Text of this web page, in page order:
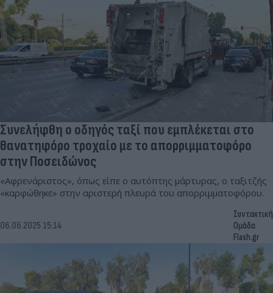
Συνελήφθη ο οδηγός ταξί που εμπλέκεται στο
θανατηφόρο τροχαίο με το απορριμματοφόρο
στην Ποσειδώνος
«Αφρενάριστος», όπως είπε ο αυτόπτης μάρτυρας, ο ταξιτζής
«καρφώθηκε» στην αριστερή πλευρά του απορριμματοφόρου.
06.06.2025 15:14
Συντακτική
Ομάδα
Flash.gr